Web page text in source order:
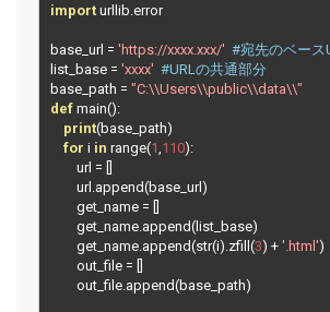
import urllib error
base_url = 'https://xxxx.xxx/' #宛先のベース
list_base = 'xxxx' #URLの共通部分
base_path = "C:\\Users\\public\\data\\"
def main():
print(base_path)
for i in range(1 110):
        url
= []
        url
append(base_url)
        get_name
= []
        get_name
. append(list_base)
        get_name
. append(str(i). zfill(3) + '.html')
        out_file
= []
        out_file
. append(base_path)